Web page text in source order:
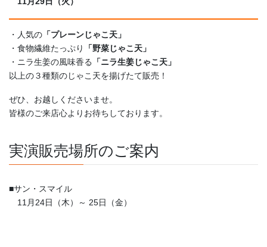
・人気の 「プレーンじゃこ天」
・食物繊維たっぷり
「野菜じゃこ天」
・ニラ生姜の風味香る
「ニラ生姜じゃこ天」
以上の３種類のじゃこ天を揚げたて販売！
ぜひ、お越しくださいませ。
皆様のご来店心よりお待ちしております。
実演販売場所のご案内
■サン・スマイル
11月24日（木）～ 25日（金）